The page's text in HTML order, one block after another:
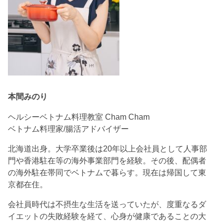
本間みのり
ヘルシーベトナム料理教室 Cham Cham
ベトナム料理家/腸活アドバイザー
北海道出身。大学卒業後は20年以上会社員として人事部
門や香港駐在等の海外事業部門を経験。その後、配偶者
の海外駐在帯同でベトナムで暮らす。現在は帰国して東
京都在住。
会社員時代は不摂生な生活を送っていたが、度重なるダ
イエットの失敗経験を経て、心身が健康であることの大